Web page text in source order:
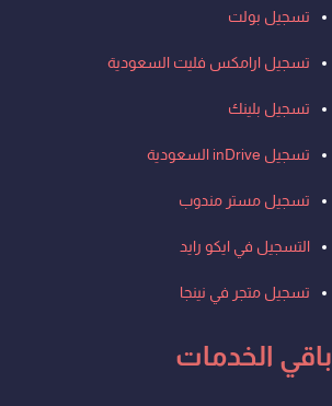
تسجيل بولت
تسجيل ارامكس فليت السعودية
تسجيل بلينك
تسجيل inDrive السعودية
تسجيل مستر مندوب
التسجيل في ايكو رايد
تسجيل متجر في نينجا
باقي الخدمات